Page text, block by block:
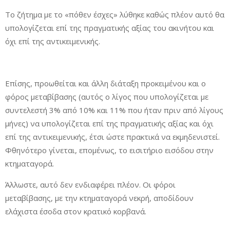
Το ζήτημα με το «πόθεν έσχες» λύθηκε καθώς πλέον αυτό θα
υπολογίζεται επί της πραγματικής αξίας του ακινήτου και
όχι επί της αντικειμενικής.
Επίσης, προωθείται και άλλη διάταξη προκειμένου και ο
φόρος μεταβίβασης (αυτός ο λίγος που υπολογίζεται με
συντελεστή 3% από 10% και 11% που ήταν πριν από λίγους
μήνες) να υπολογίζεται επί της πραγματικής αξίας και όχι
επί της αντικειμενικής, έτσι ώστε πρακτικά να εκμηδενιστεί.
Φθηνότερο γίνεται, επομένως, το εισιτήριο εισόδου στην
κτηματαγορά.
Άλλωστε, αυτό δεν ενδιαφέρει πλέον. Οι φόροι
μεταβίβασης, με την κτηματαγορά νεκρή, αποδίδουν
ελάχιστα έσοδα στον κρατικό κορβανά.